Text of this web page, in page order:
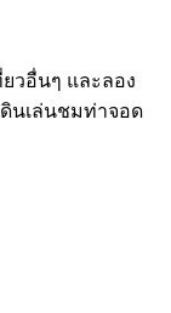
ยวอื่นๆ และลอง
ดินเล่นชมท่าจอด